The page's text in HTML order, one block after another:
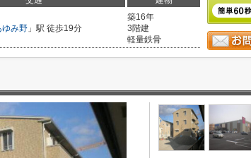
ゆみ野 」駅 徒歩19分
築16年
3階建
軽量鉄骨